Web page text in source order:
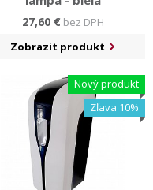
27,60 €bez DPH
Zobrazit produkt
Nový produkt
Zľava 10%